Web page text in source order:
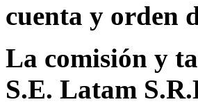
cuenta y orden
La comisión y
S.E. Latam